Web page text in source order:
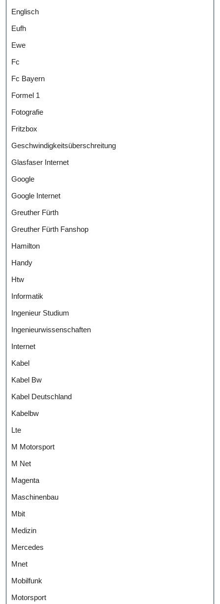
Englisch
Eufh
Ewe
Fc
Fc Bayern
Formel 1
Fotografie
Fritzbox
Geschwindigkeitsüberschreitung
Glasfaser Internet
Google
Google Internet
Greuther Fürth
Greuther Fürth Fanshop
Hamilton
Handy
Htw
Informatik
Ingenieur Studium
Ingenieurwissenschaften
Internet
Kabel
Kabel Bw
Kabel Deutschland
Kabelbw
Lte
M Motorsport
M Net
Magenta
Maschinenbau
Mbit
Medizin
Mercedes
Mnet
Mobilfunk
Motorsport